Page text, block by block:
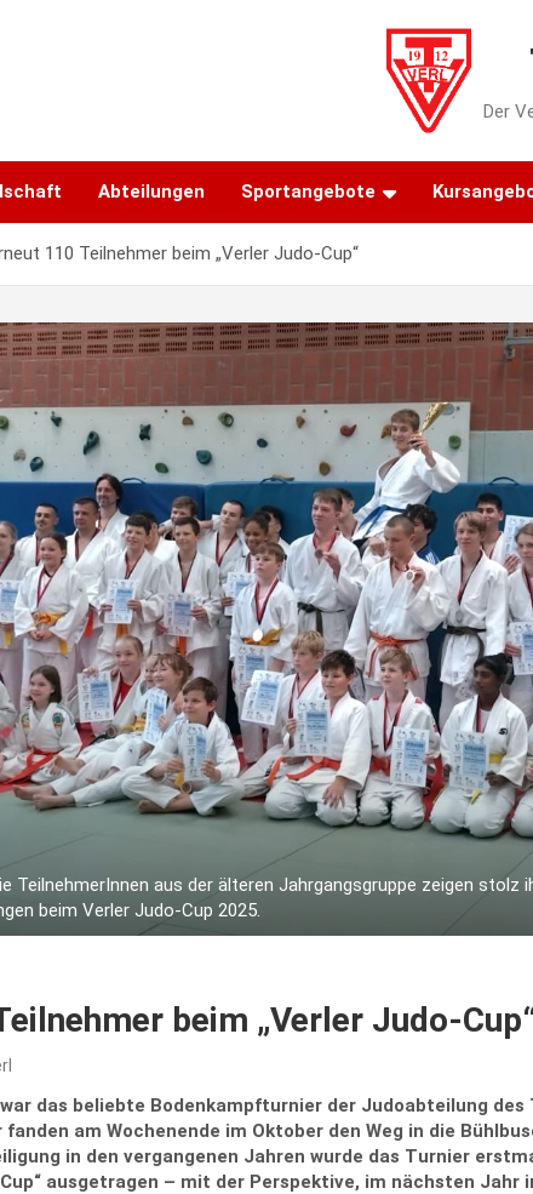
Der
Abteilungen Sportangebote
110 Teilnehmer beim „Verler Judo-Cup“
TeilnehmerInnen aus der älteren Jahrgangsgruppe zeigen stolz
beim Verler Judo-Cup 2025.
beim „Verler Judo-
das beliebte Bodenkampfturnier der Judoabteilung des
am Wochenende im Oktober den Weg in die
in den vergangenen Jahren wurde das Turnier
ausgetragen – mit der Perspektive, im nächsten Jahr